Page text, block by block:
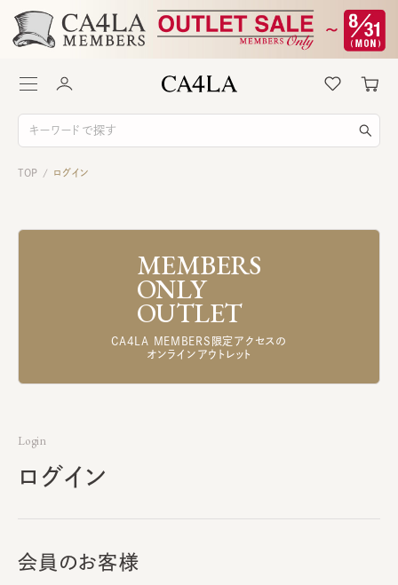
TOP / ログイン
MEMBERS
ONLY
OUTLET
CA4LA MEMBERS限定アクセスの
オンラインアウトレット
Login
ログイン
会員のお客様